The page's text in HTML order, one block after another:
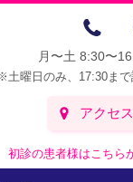
月〜土 8:30〜
土曜日のみ、17:30ま
アクセス
初診の患者様はこちら